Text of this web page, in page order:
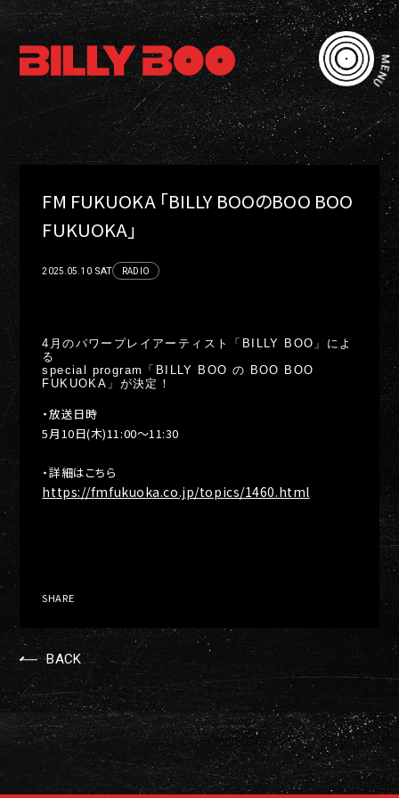
MENU
FM FUKUOKA 「BILLY BOOのBOO BOO
FUKUOKA」
2025.05.10SAT RADIO
4月のパワープレイアーティスト「BILLY BOO」によ
る
special program「BILLY BOO の BOO BOO
FUKUOKA」が決定！
・放送日時
5月10日(木)11:00〜11:30
・詳細はこちら
https://fmfukuoka.co.jp/topics/1460.html
SHARE
BACK